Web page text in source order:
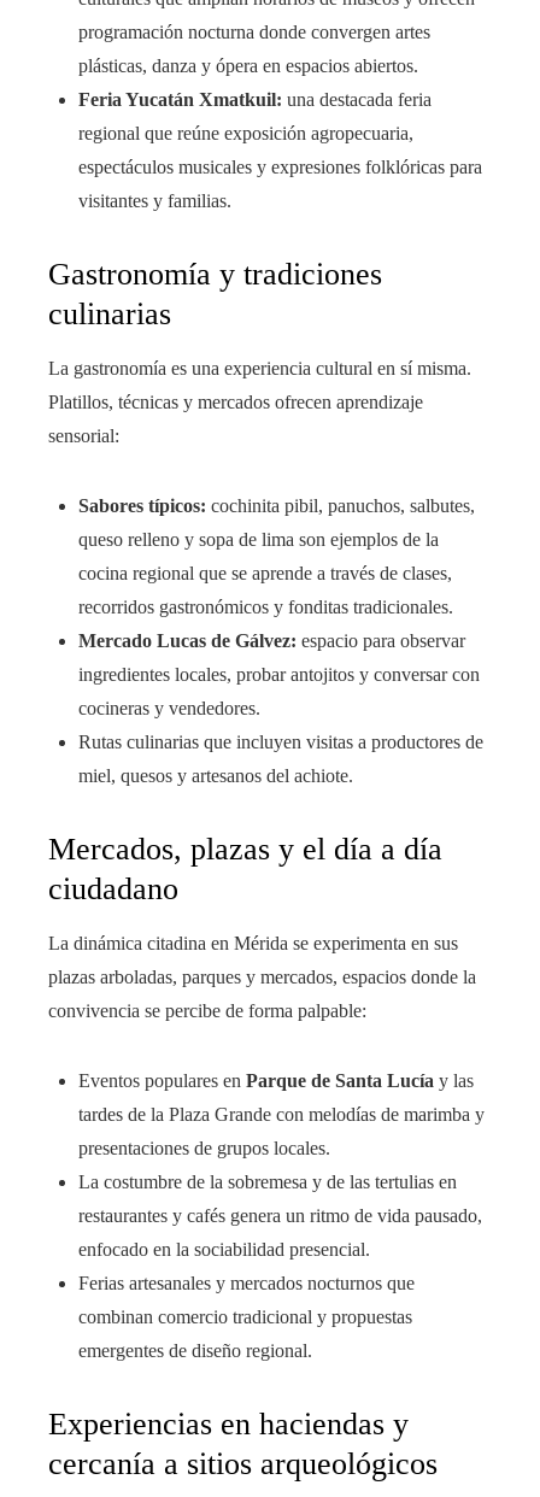
programación nocturna donde convergen artes
plásticas, danza y ópera en espacios abiertos.
Feria Yucatán Xmatkuil: una destacada feria
regional que reúne exposición agropecuaria,
espectáculos musicales y expresiones folklóricas para
visitantes y familias.
Gastronomía y tradiciones
culinarias
La gastronomía es una experiencia cultural en sí misma.
Platillos, técnicas y mercados ofrecen aprendizaje
sensorial:
Sabores típicos: cochinita pibil, panuchos, salbutes,
queso relleno y sopa de lima son ejemplos de la
cocina regional que se aprende a través de clases,
recorridos gastronómicos y fonditas tradicionales.
Mercado Lucas de Gálvez: espacio para observar
ingredientes locales, probar antojitos y conversar con
cocineras y vendedores.
Rutas culinarias que incluyen visitas a productores de
miel, quesos y artesanos del achiote.
Mercados, plazas y el día a día
ciudadano
La dinámica citadina en Mérida se experimenta en sus
plazas arboladas, parques y mercados, espacios donde la
convivencia se percibe de forma palpable:
Eventos populares en Parque de Santa Lucía y las
tardes de la Plaza Grande con melodías de marimba y
presentaciones de grupos locales.
La costumbre de la sobremesa y de las tertulias en
restaurantes y cafés genera un ritmo de vida pausado,
enfocado en la sociabilidad presencial.
Ferias artesanales y mercados nocturnos que
combinan comercio tradicional y propuestas
emergentes de diseño regional.
Experiencias en haciendas y
cercanía a sitios arqueológicos